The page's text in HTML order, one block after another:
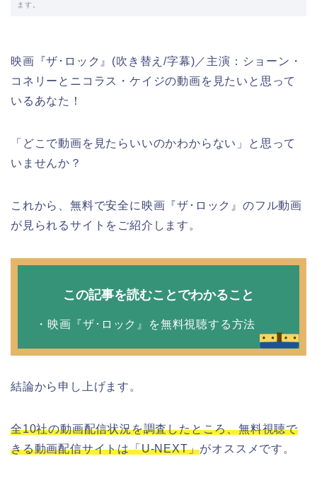
ます。
映画『ザ･ロック』(吹き替え/字幕)／主演：ショーン・
コネリーとニコラス・ケイジの動画を見たいと思って
いるあなた！
「どこで動画を見たらいいのかわからない」と思って
いませんか？
これから、無料で安全に映画『ザ･ロック』のフル動画
が見られるサイトをご紹介します。
この記事を読むことでわかること
・映画『ザ･ロック』を無料視聴する方法
結論から申し上げます。
全10社の動画配信状況を調査したところ、無料視聴で
きる動画配信サイトは「U-NEXT」がオススメです。